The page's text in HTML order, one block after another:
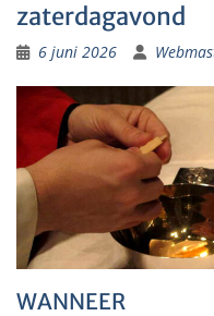
zaterdagavond
6 juni 2026
WANNEER